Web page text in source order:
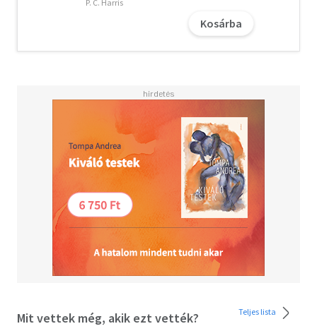
mit rejtegetek előle. Tíz apró ujjacskát. Tíz kicsi lábujjat.
kilátások. Azt mondják, nem lehet örökké menekülni.
visszatér egy megtörhetetlen férfi, hogy lefektesse a
"Lélegzetelállító!! Abszolút fenomenális könyv!! Nicole
Snow eddigi legjobb könyve!!!" - Terri, amazon.com
Fedezd fel, mi rejlik a szörnyeteg álcája alatt!
Szereted az érzéki, de tartalmas könyveket? Vidd haza
nyugodtan, tetszeni fog!
Fiatal nőknek, felső korhatár nélkül!
P. C. Harris
Kosárba
Mit vettek még, akik ezt vették? Teljes lista